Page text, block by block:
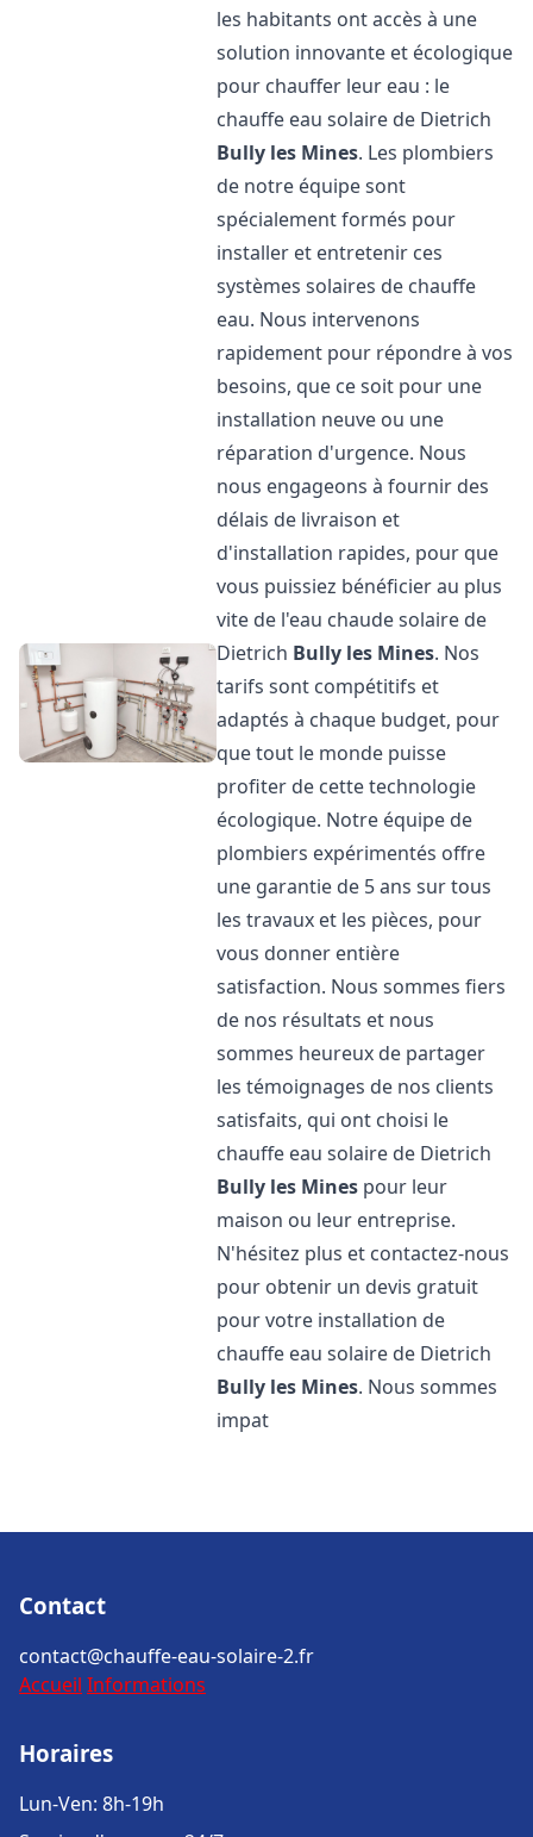
les habitants ont accès à une
solution innovante et écologique
pour chauffer leur eau : le
chauffe eau solaire de Dietrich
Bully les Mines. Les plombiers
de notre équipe sont
spécialement formés pour
installer et entretenir ces
systèmes solaires de chauffe
eau. Nous intervenons
rapidement pour répondre à vos
besoins, que ce soit pour une
installation neuve ou une
réparation d'urgence. Nous
nous engageons à fournir des
délais de livraison et
d'installation rapides, pour que
vous puissiez bénéficier au plus
vite de l'eau chaude solaire de
Dietrich Bully les Mines. Nos
tarifs sont compétitifs et
adaptés à chaque budget, pour
que tout le monde puisse
profiter de cette technologie
écologique. Notre équipe de
plombiers expérimentés offre
une garantie de 5 ans sur tous
les travaux et les pièces, pour
vous donner entière
satisfaction. Nous sommes fiers
de nos résultats et nous
sommes heureux de partager
les témoignages de nos clients
satisfaits, qui ont choisi le
chauffe eau solaire de Dietrich
Bully les Mines pour leur
maison ou leur entreprise.
N'hésitez plus et contactez-nous
pour obtenir un devis gratuit
pour votre installation de
chauffe eau solaire de Dietrich
Bully les Mines. Nous sommes
impat
Contact
contact@chauffe-eau-solaire-2.fr
Accueil Informations
Horaires
Lun-Ven: 8h-19h